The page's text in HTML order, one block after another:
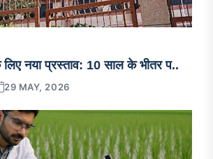
नया प्रस्ताव: 10 साल के भीतर प..
29 MAY, 2026